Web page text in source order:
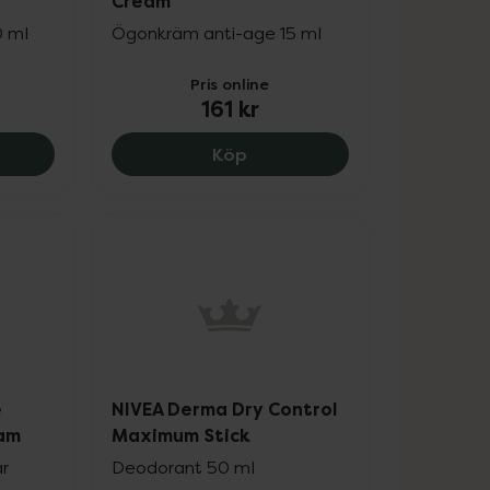
ml
Anti Age Hyaluron Face Gel, 189 kr.
Ögonkräm anti-age 15 ml
Pris online
161 kr
Köp NIVEA Men Hyaluron Eye
NIVEA Derma Dry Control
Maximum Stick
Deodorant 50 ml